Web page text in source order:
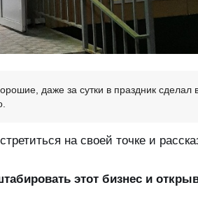
даже за сутки в праздник сделал
на своей точке и
этот бизнес и